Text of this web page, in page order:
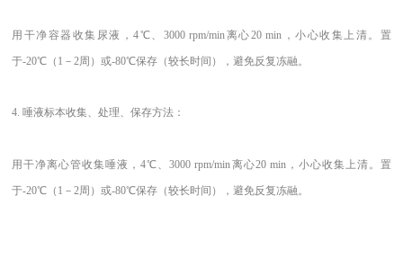
用干净容器收集尿液，4℃、3000 rpm/min离心20 min，小心收集上清。置
于-20℃（1－2周）或-80℃保存（较长时间），避免反复冻融。
4.唾液标本收集、处理、保存方法：
用干净离心管收集唾液，4℃、3000 rpm/min离心20 min，小心收集上清。置
于-20℃（1－2周）或-80℃保存（较长时间），避免反复冻融。